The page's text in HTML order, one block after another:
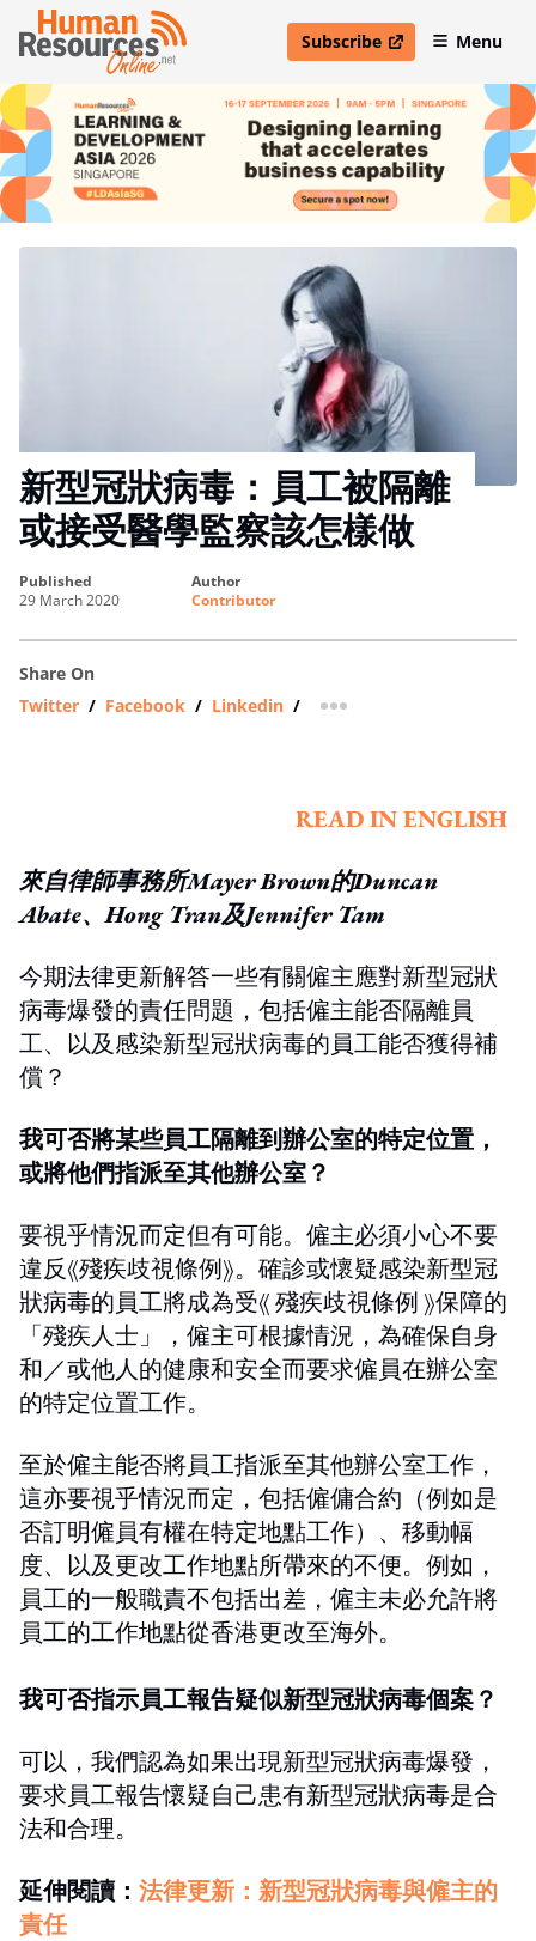
Subscribe
open in new windowMenu
新型冠狀病毒：員工被隔離
或接受醫學監察該怎樣做
published
29 March 2020
author
Contributor
Share On
Twitter / Facebook / Linkedin / more sharing option
READ IN ENGLISH
來自律師事務所Mayer Brown的Duncan
Abate、Hong Tran及Jennifer Tam
今期法律更新解答一些有關僱主應對新型冠狀
病毒爆發的責任問題，包括僱主能否隔離員
工、以及感染新型冠狀病毒的員工能否獲得補
償？
我可否將某些員工隔離到辦公室的特定位置，
或將他們指派至其他辦公室？
要視乎情況而定但有可能。僱主必須小心不要
違反《殘疾歧視條例》。確診或懷疑感染新型冠
狀病毒的員工將成為受《 殘疾歧視條例 》保障的
「殘疾人士」，僱主可根據情況，為確保自身
和／或他人的健康和安全而要求僱員在辦公室
的特定位置工作。
至於僱主能否將員工指派至其他辦公室工作，
這亦要視乎情況而定，包括僱傭合約（例如是
否訂明僱員有權在特定地點工作）、移動幅
度、以及更改工作地點所帶來的不便。例如，
員工的一般職責不包括出差，僱主未必允許將
員工的工作地點從香港更改至海外。
我可否指示員工報告疑似新型冠狀病毒個案？
可以，我們認為如果出現新型冠狀病毒爆發，
要求員工報告懷疑自己患有新型冠狀病毒是合
法和合理。
延伸閱讀： 法律更新：新型冠狀病毒與僱主的
責任